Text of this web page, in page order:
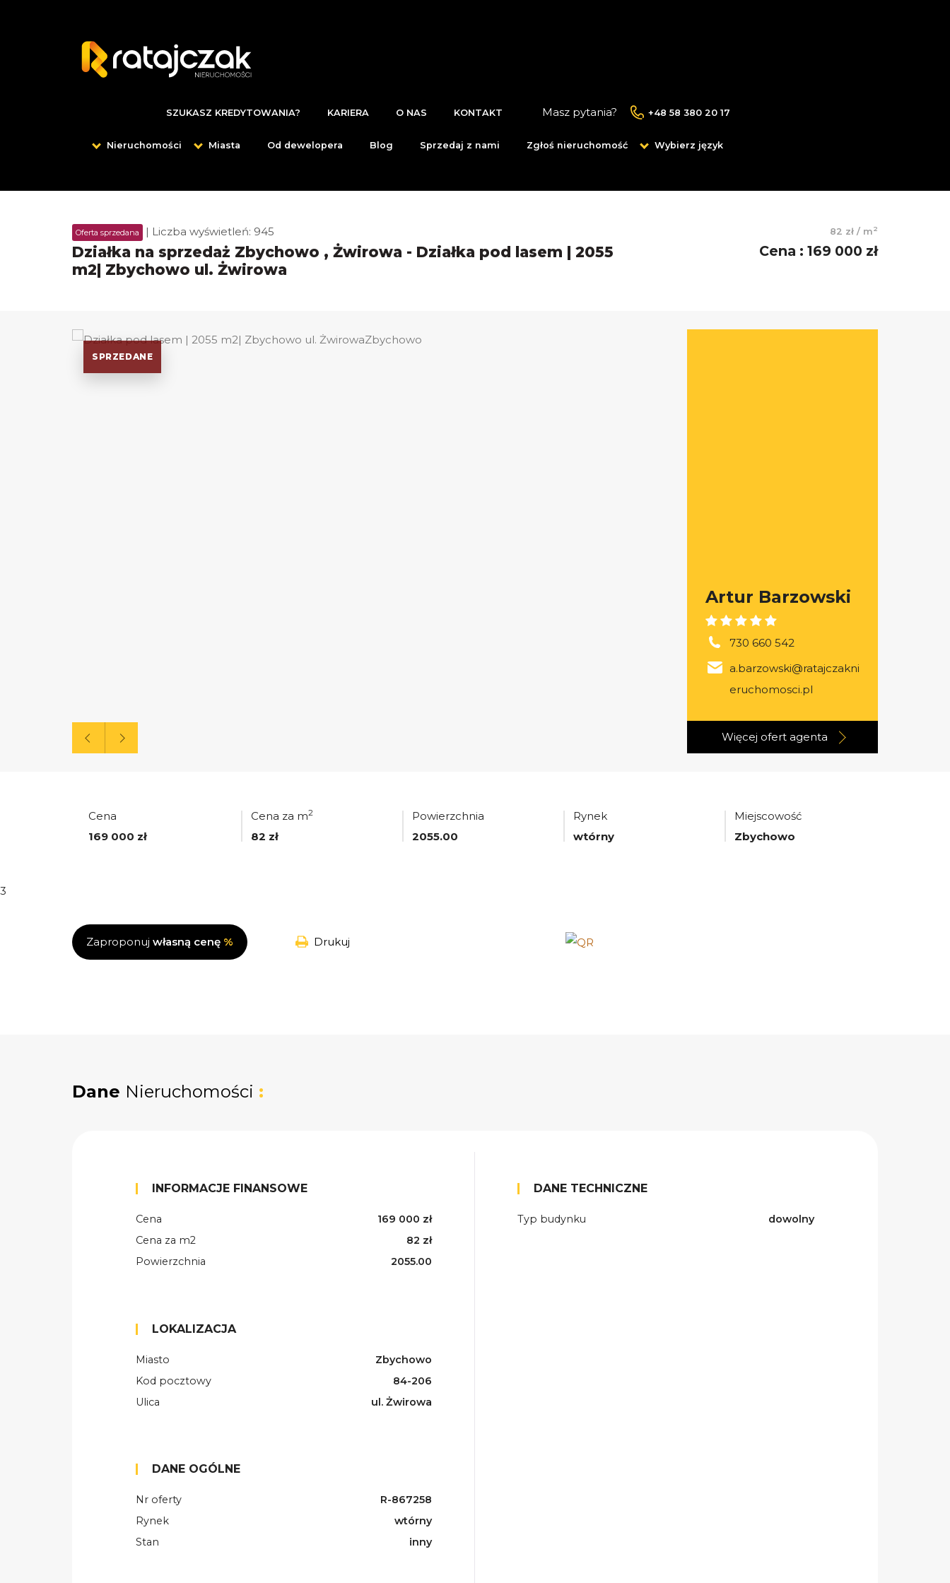
Masz pytania? +48 58 380 20 17
SZUKASZ KREDYTOWANIA? KARIERA O NAS KONTAKT
Nieruchomości Miasta Od dewelopera Blog Sprzedaj z nami Zgłoś nieruchomość Wybierz język
Oferta sprzedana | Liczba wyświetleń: 945
Działka na sprzedaż Zbychowo , Żwirowa - Działka pod lasem | 2055
m2| Zbychowo ul. Żwirowa
82 zł / m2
Cena : 169 000 zł
SPRZEDANE
Artur Barzowski
730 660 542
a.barzowski@ratajczakni
eruchomosci.pl
Więcej ofert agenta
Cena
169 000 zł
Cena za m2
82 zł
Powierzchnia
2055.00
Rynek
wtórny
Miejscowość
Zbychowo
3
Zaproponuj własną cenę % Drukuj
Dane Nieruchomości :
INFORMACJE FINANSOWE
Cena
169 000 zł
Cena za m2
82 zł
Powierzchnia
2055.00
LOKALIZACJA
Miasto
Zbychowo
Kod pocztowy
84-206
Ulica
ul. Żwirowa
DANE OGÓLNE
Nr oferty
R-867258
Rynek
wtórny
Stan
inny
DANE TECHNICZNE
Typ budynku dowolny